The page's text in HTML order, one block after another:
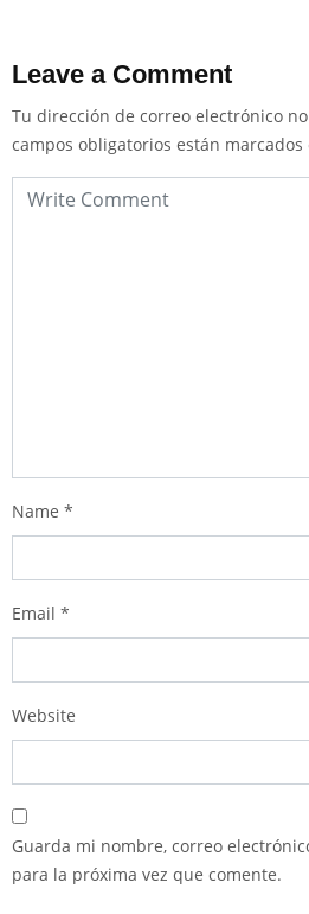
Leave a Comment
Tu dirección de correo electrónico
campos obligatorios están marcados
Name *
Email *
Website
Guarda mi nombre, correo
para la próxima vez que comente.